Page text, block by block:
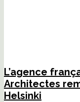
L’agence
Architectes
Helsinki